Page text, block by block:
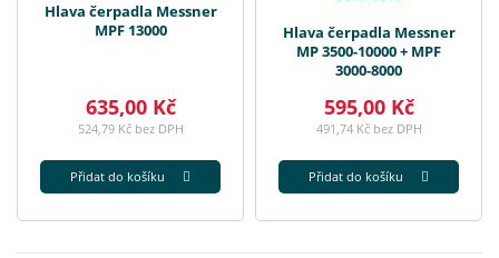
Hlava čerpadla Messner
MPF 13000
635,00 Kč
524,79 Kč bez DPH
Přidat do košíku
Hlava čerpadla Messner
MP 3500-10000 + MPF
3000-8000
595,00 Kč
491,74 Kč bez DPH
Přidat do košíku